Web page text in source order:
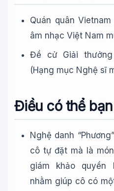
Quán quân
âm nhạc Việt Nam
Đề cử Giải
(Hạng mục Nghệ sĩ
Điều có thể
Nghệ danh
cô tự đặt mà là
giám khảo quyền
nhằm giúp cô có